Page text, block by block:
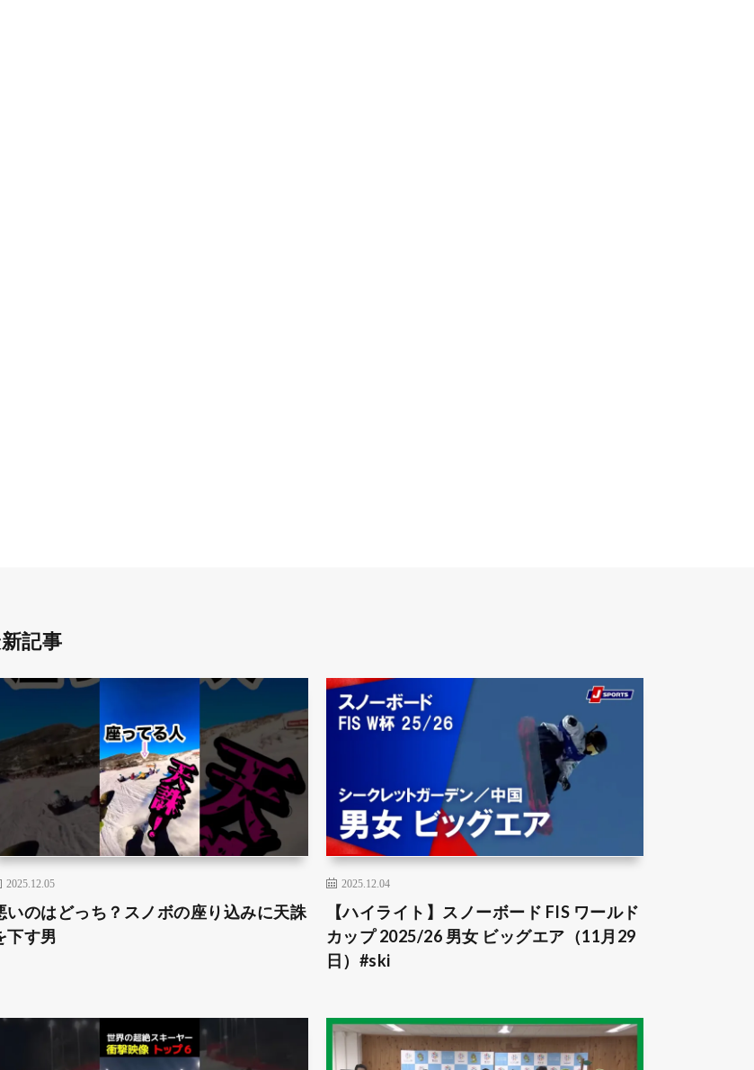
記事
2025.12.05
いのはどっち？スノボの座り込みに天誅
下す男
2025.12.04
【ハイライト】スノーボード FIS ワールド
カップ 2025/26 男女 ビッグエア（11月29
日）#ski